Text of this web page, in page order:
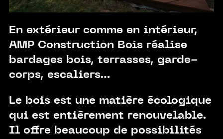
Le bois est une matière écologique
qui est entièrement renouvelable.
Il offre beaucoup de possibilités
En extérieur comme en intérieur,
AMP Construction Bois réalise
bardages bois, terrasses, garde-
corps, escaliers…